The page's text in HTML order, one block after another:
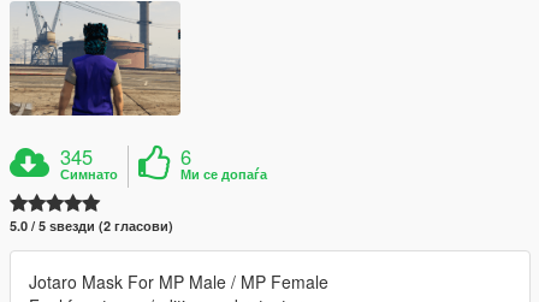
345
Симнато
6
Ми се допаѓа
5.0 / 5 ѕвезди (2 гласови)
Jotaro Mask For MP Male / MP Female